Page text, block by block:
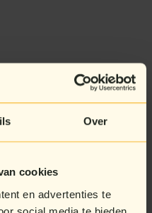
Over
cookies
en advertenties te
social media te bieden